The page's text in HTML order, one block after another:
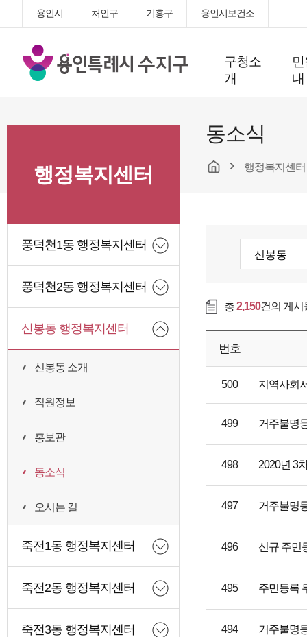
용인시 처인구 기흥구 용인시보건소
용
인
특
시
구
구청소
개
내
행정복지센터
풍덕천1동 행정복지센터
풍덕천2동 행정복지센터
신봉동 행정복지센터
신봉동 소개
직원정보
홍보관
동소식
오시는 길
죽전1동 행정복지센터
죽전2동 행정복지센터
죽전3동 행정복지센터
동소식
행정복지센터
총2,150건의 게시
번호
500 지역사회
499 거주불명
498 2020년 3
497 거주불명
496 신규 주민
495 주민등록
494 거주불명